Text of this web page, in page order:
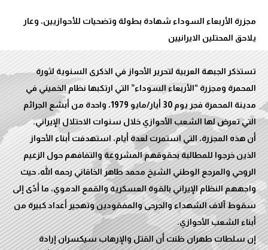
مجزرة الأربعاء السوداء شهادة بطولة وتضحيات للأحوازيين، وعار
تستذكر الجبهة العربية لتحرير الأحواز في الذكرى السنوية لثورة
المحمرة ومجزرة “الأربعاء السوداء” التي ارتكبها نظام الخميني في
مدينة المحمرة فجر يوم 30 أيار/مايو 1979، واحدة من أبشع الجرائم
أن هذه المجزرة، التي استمرت لعدة أيام، استهدفت أبناء الأحواز
الذين خرجوا للمطالبة بحقوقهم المشروعة والتفافهم حول الزعيم
الروحي والمرجع الوطني الشيخ محمد طاهر الخاقاني رحمه الله، حيث
واجههم النظام الإيراني بالقوة العسكرية والقمع الدموي، ما أدّى إلى
سقوط آلاف الشهداء والجرحى والمفقودين وتهجير أعداد كبيرة من
إن سلطات طهران ظنت أن القتل والإرهاب سيكسران إرادة